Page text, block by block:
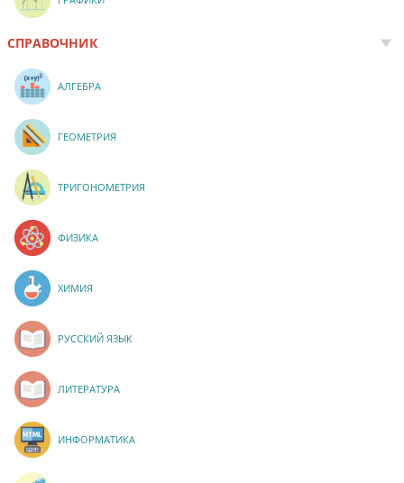
СПРАВОЧНИК
АЛГЕБРА
ГЕОМЕТРИЯ
ТРИГОНОМЕТРИЯ
ФИЗИКА
ХИМИЯ
РУССКИЙ ЯЗЫК
ЛИТЕРАТУРА
ИНФОРМАТИКА